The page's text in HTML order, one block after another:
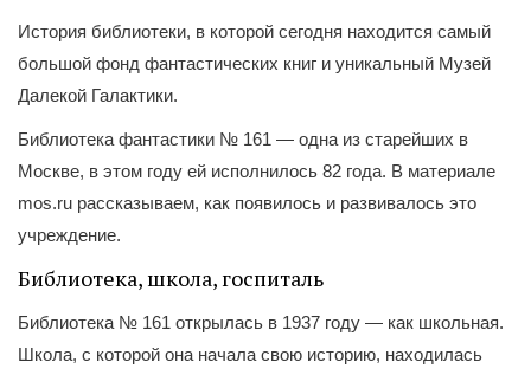
История библиотеки, в которой сегодня находится самый
большой фонд фантастических книг и уникальный Музей
Далекой Галактики.
Библиотека фантастики № 161 — одна из старейших в
Москве, в этом году ей исполнилось 82 года. В материале
mos.ru рассказываем, как появилось и развивалось это
учреждение.
Библиотека, школа, госпиталь
Библиотека № 161 открылась в 1937 году — как школьная.
Школа, с которой она начала свою историю, находилась